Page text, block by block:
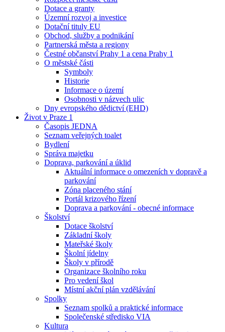
Dotace a granty
Územní rozvoj a investice
Dotační tituly EU
Obchod, služby a podnikání
Partnerská města a regiony
Čestné občanství Prahy 1 a cena Prahy 1
O městské části
Symboly
Historie
Informace o území
Osobnosti v názvech ulic
Dny evropského dědictví (EHD)
Život v Praze 1
Časopis JEDNA
Seznam veřejných toalet
Bydlení
Správa majetku
Doprava, parkování a úklid
Aktuální informace o omezeních v dopravě a
parkování
Zóna placeného stání
Portál krizového řízení
Doprava a parkování - obecné informace
Školství
Dotace školství
Základní školy
Mateřské školy
Školní jídelny
Školy v přírodě
Organizace školního roku
Pro vedení škol
Místní akční plán vzdělávání
Spolky
Seznam spolků a praktické informace
Společenské středisko VIA
Kultura